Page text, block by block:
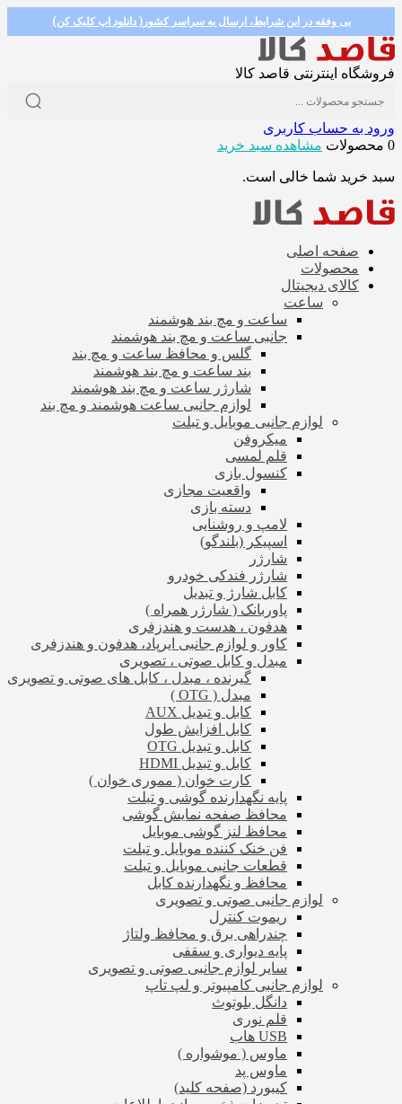
بی وفقه در این شرایط، ارسال به سراسر کشور( دانلود اپ کلیک کن)
فروشگاه اینترنتی قاصد کالا
ورود به حساب کاربری
0 محصولات
مشاهده سبد خرید
سبد خرید شما خالی است.
صفحه اصلی
محصولات
کالای دیجیتال
ساعت
ساعت و مچ بند هوشمند
جانبی ساعت و مچ بند هوشمند
گلس و محافظ ساعت و مچ بند
بند ساعت و مچ بند هوشمند
شارژر ساعت و مچ بند هوشمند
لوازم جانبی ساعت هوشمند و مچ بند
لوازم جانبی موبایل و تبلت
میکروفن
قلم لمسی
کنسول بازی
واقعیت مجازی
دسته بازی
لامپ و روشنایی
اسپیکر (بلندگو)
شارژر
شارژر فندکی خودرو
کابل شارژ و تبدیل
پاوربانک ( شارژر همراه )
هدفون ، هدست و هندزفری
کاور و لوازم جانبی ایرپاد، هدفون و هندزفری
مبدل و کابل صوتی ، تصویری
گیرنده ، مبدل ، کابل های صوتی و تصویری
مبدل ( OTG )
کابل و تبدیل AUX
کابل افزایش طول
کابل و تبدیل OTG
کابل و تبدیل HDMI
کارت خوان ( مموری خوان )
پایه نگهدارنده گوشی و تبلت
محافظ صفحه نمایش گوشی
محافظ لنز گوشی موبایل
فن خنک کننده موبایل و تبلت
قطعات جانبی موبایل و تبلت
محافظ و نگهدارنده کابل
لوازم جانبی صوتی و تصویری
ریموت کنترل
چندراهی برق و محافظ ولتاژ
پایه دیواری و سقفی
سایر لوازم جانبی صوتی و تصویری
لوازم جانبی کامپیوتر و لپ تاپ
دانگل بلوتوث
قلم نوری
USB هاب
ماوس ( موشواره )
ماوس پد
کیبورد (صفحه کلید)